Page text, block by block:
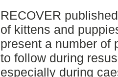
RECOVER
of kittens and
present a number of
to follow during
especially during